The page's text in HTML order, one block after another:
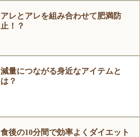
アレとアレを組み合わせて肥満防
止！？
減量につながる身近なアイテムと
は？
食後の10分間で効率よくダイエット